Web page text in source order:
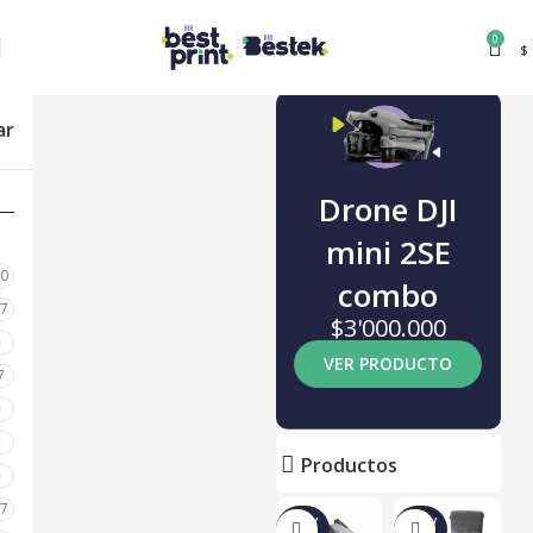
0
$
Drone DJI
mini 2SE
combo
$3'000.000
VER PRODUCTO
Productos
NUEV
NUEV